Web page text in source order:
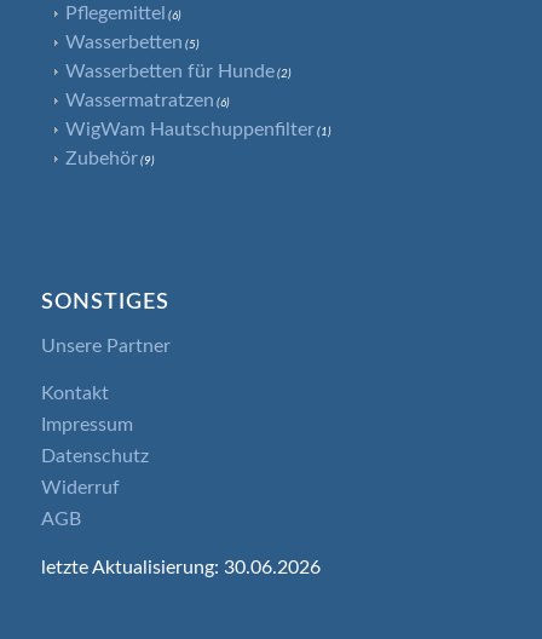
Pflegemittel (6)
Wasserbetten (5)
Wasserbetten für Hunde (2)
Wassermatratzen (6)
WigWam Hautschuppenfilter (1)
Zubehör (9)
SONSTIGES
Unsere Partner
Kontakt
Impressum
Datenschutz
Widerruf
AGB
letzte Aktualisierung: 30.06.2026